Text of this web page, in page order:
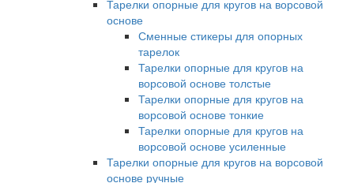
Тарелки опорные для кругов на ворсовой
основе
Сменные стикеры для опорных
тарелок
Тарелки опорные для кругов на
ворсовой основе толстые
Тарелки опорные для кругов на
ворсовой основе тонкие
Тарелки опорные для кругов на
ворсовой основе усиленные
Тарелки опорные для кругов на ворсовой
основе ручные